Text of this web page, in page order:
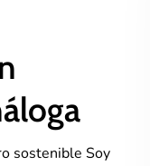
sostenible Soy